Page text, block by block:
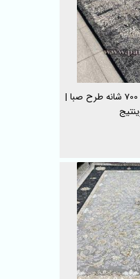
فرش ماشینی مدرن اکریلیک 700 شانه طرح صبا |